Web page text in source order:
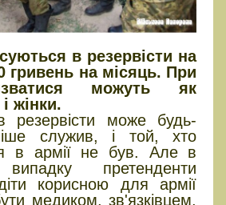
в резервісти на
гривень на місяць. При
можуть як
жінки.
резервісти може будь-
служив, і той, хто
в армії не був. Але в
претенденти
корисною для армії
медиком, зв'язківцем,